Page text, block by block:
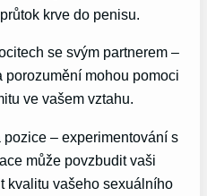
krve do penisu.
se svým partnerem –
porozumění mohou pomoci
ve vašem vztahu.
– experimentování s
může povzbudit vaši
kvalitu vašeho sexuálního